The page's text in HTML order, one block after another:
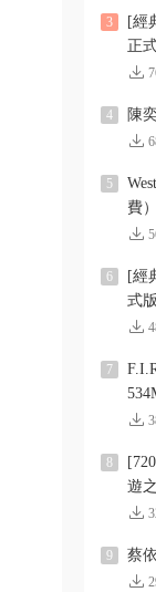
3
[經
正
4 陳
5
費）
6
[經
式
7
8
遊
9 蔡